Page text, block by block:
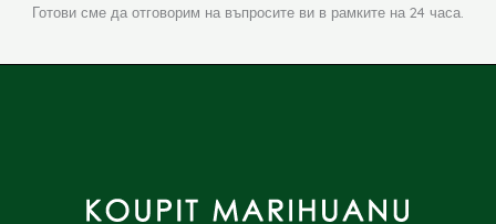
Готови сме да отговорим на въпросите ви в рамките на 24 часа.